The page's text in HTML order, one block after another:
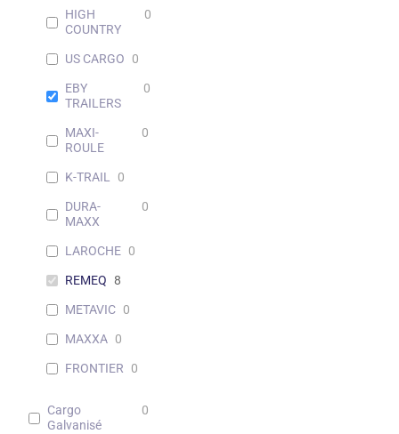
HIGH
COUNTRY
0
US CARGO 0
EBY
TRAILERS
0
MAXI-
ROULE
0
K-TRAIL 0
DURA-
MAXX
0
LAROCHE 0
REMEQ 8
METAVIC 0
MAXXA 0
FRONTIER 0
Cargo
Galvanisé
0